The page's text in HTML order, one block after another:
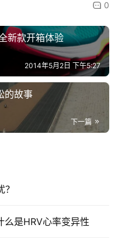
0
新款开箱体验
2014年5月2日 下午5:27
的故事
下一篇
是HRV心率变异性